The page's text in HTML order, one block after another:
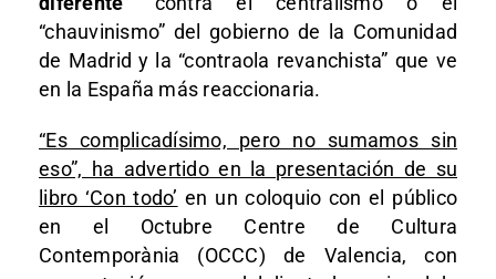
“chauvinismo” del gobierno de la Comunidad
de Madrid y la “contraola revanchista” que ve
en la España más reaccionaria.
“Es complicadísimo, pero no sumamos sin
eso”, ha advertido en la presentación de su
libro ‘Con todo’ en un coloquio con el público
en el Octubre Centre de Cultura
Contemporània (OCCC) de Valencia, con